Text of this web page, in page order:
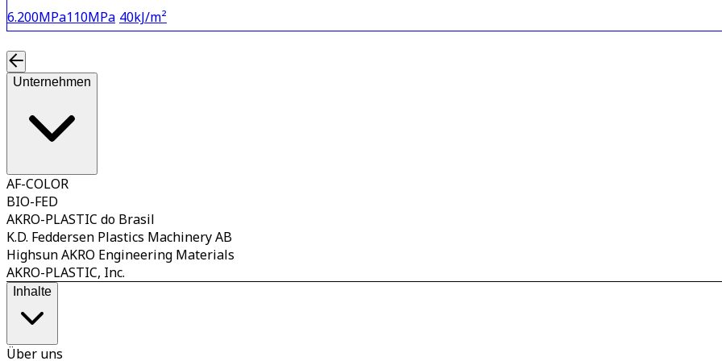
6.200MPa110MPa 40kJ/m²
Unternehmen
AF-COLOR
BIO-FED
AKRO-PLASTIC do Brasil
K.D. Feddersen Plastics Machinery AB
Highsun AKRO Engineering Materials
AKRO-PLASTIC, Inc.
Inhalte
Über uns